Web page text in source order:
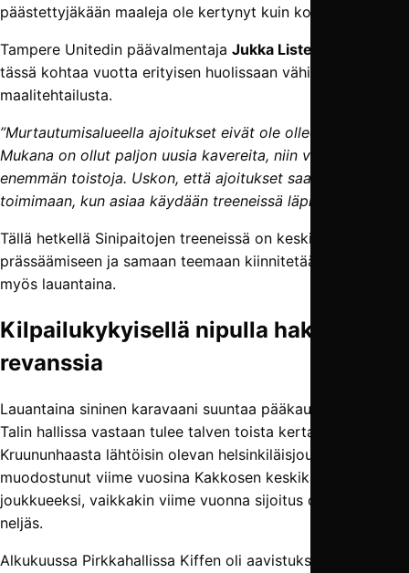
päästettyjäkään maaleja ole kertynyt kuin kolme.
Tampere Unitedin päävalmentaja Jukka Listenmaa
tässä kohtaa vuotta erityisen huolissaan vähiin jääneestä
maalitehtailusta.
”Murtautumisalueella ajoitukset eivät ole olleet kohdallaan.
Mukana on ollut paljon uusia kavereita, niin vaaditaan
enemmän toistoja. Uskon, että ajoitukset saadaan
toimimaan, kun asiaa käydään treeneissä läpi.”
Tällä hetkellä Sinipaitojen treeneissä on keskitytty
prässäämiseen ja samaan teemaan kiinnitetään huomiota
myös lauantaina.
Kilpailukykyisellä nipulla hakemaan
revanssia
Lauantaina sininen karavaani suuntaa pääkaupunkiin, kun
Talin hallissa vastaan tulee talven toista kertaa FC Kiffen.
Kruununhaasta lähtöisin olevan helsinkiläisjoukkue on
muodostunut viime vuosina Kakkosen keskikastin
joukkueeksi, vaikkakin viime vuonna sijoitus oli peräti
neljäs.
Alkukuussa Pirkkahallissa Kiffen oli aavistuksen terävämpi,